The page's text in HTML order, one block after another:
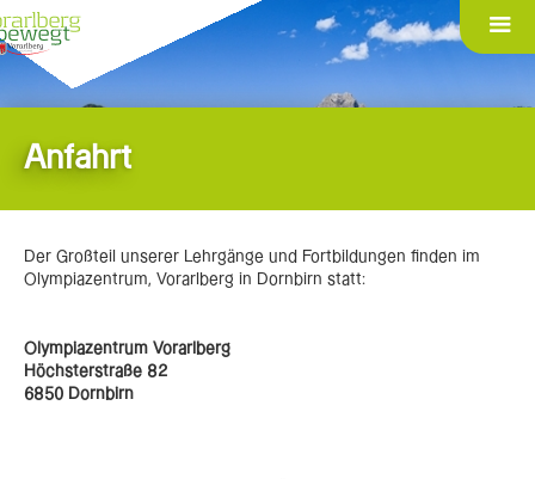
Anfahrt
Der Großteil unserer Lehrgänge und Fortbildungen finden im
Olympiazentrum, Vorarlberg in Dornbirn statt:
Olympiazentrum Vorarlberg
Höchsterstraße 82
6850 Dornbirn